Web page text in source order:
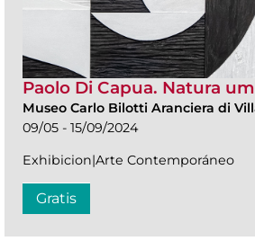
Paolo Di Capua. Natura
Museo Carlo Bilotti Aranciera di
09/05 - 15/09/2024
Exhibicion|Arte Contemporáneo
Gratis